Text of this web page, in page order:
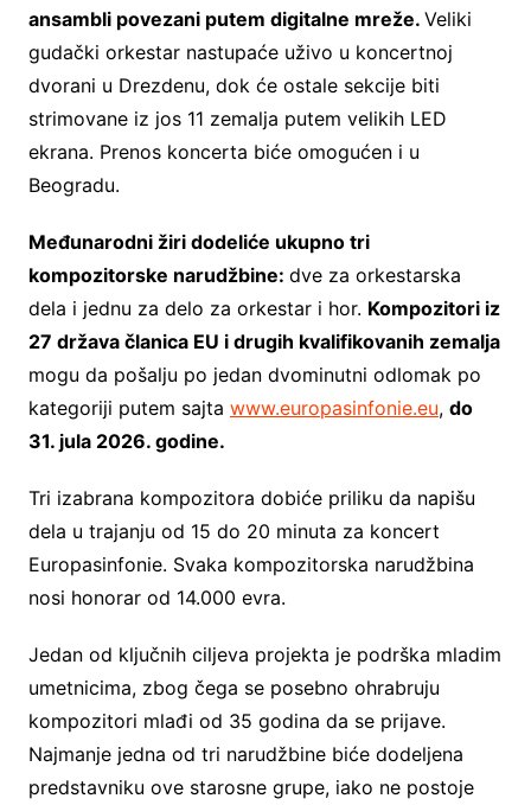
ansambli povezani putem digitalne mreže. Veliki
gudački orkestar nastupaće uživo u koncertnoj
dvorani u Drezdenu, dok će ostale sekcije biti
strimovane iz jos 11 zemalja putem velikih LED
ekrana. Prenos koncerta biće omogućen i u
Beogradu.
Međunarodni žiri dodeliće ukupno tri
kompozitorske narudžbine: dve za orkestarska
dela i jednu za delo za orkestar i hor. Kompozitori iz
27 država članica EU i drugih kvalifikovanih zemalja
mogu da pošalju po jedan dvominutni odlomak po
kategoriji putem sajta www.europasinfonie.eu, do
31. jula 2026. godine.
Tri izabrana kompozitora dobiće priliku da napišu
dela u trajanju od 15 do 20 minuta za koncert
Europasinfonie. Svaka kompozitorska narudžbina
nosi honorar od 14.000 evra.
Jedan od ključnih ciljeva projekta je podrška mladim
umetnicima, zbog čega se posebno ohrabruju
kompozitori mlađi od 35 godina da se prijave.
Najmanje jedna od tri narudžbine biće dodeljena
predstavniku ove starosne grupe, iako ne postoje